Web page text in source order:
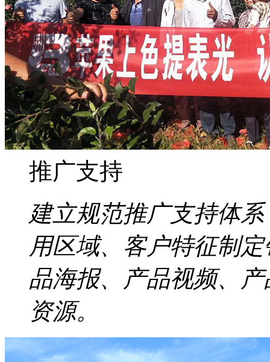
推广支持
建立规范推广支持体
用区域、客户特征制
品海报、产品视频、
资源。